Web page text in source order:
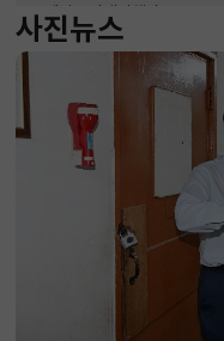
재산소비세정책관
2026-08-07 ~ 2026-09-
사진뉴스